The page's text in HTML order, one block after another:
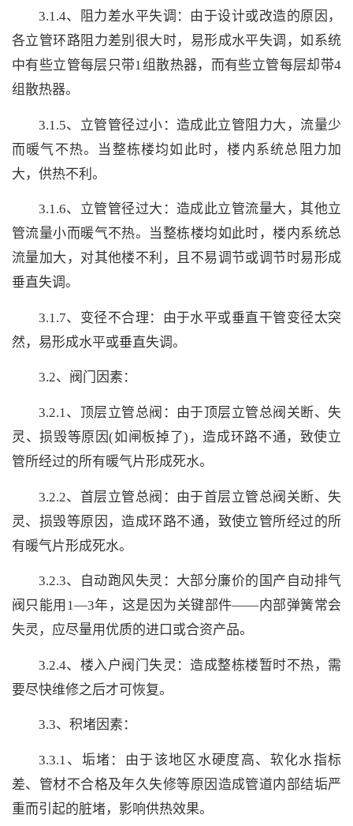
3.1.4、阻力差水平失调：由于设计或改造的原因，
各立管环路阻力差别很大时，易形成水平失调，如系统
中有些立管每层只带1组散热器，而有些立管每层却带4
组散热器。
3.1.5、立管管径过小：造成此立管阻力大，流量少
而暖气不热。当整栋楼均如此时，楼内系统总阻力加
大，供热不利。
3.1.6、立管管径过大：造成此立管流量大，其他立
管流量小而暖气不热。当整栋楼均如此时，楼内系统总
流量加大，对其他楼不利，且不易调节或调节时易形成
垂直失调。
3.1.7、变径不合理：由于水平或垂直干管变径太突
然，易形成水平或垂直失调。
3.2、阀门因素：
3.2.1、顶层立管总阀：由于顶层立管总阀关断、失
灵、损毁等原因(如闸板掉了)，造成环路不通，致使立
管所经过的所有暖气片形成死水。
3.2.2、首层立管总阀：由于首层立管总阀关断、失
灵、损毁等原因，造成环路不通，致使立管所经过的所
有暖气片形成死水。
3.2.3、自动跑风失灵：大部分廉价的国产自动排气
阀只能用1—3年，这是因为关键部件——内部弹簧常会
失灵，应尽量用优质的进口或合资产品。
3.2.4、楼入户阀门失灵：造成整栋楼暂时不热，需
要尽快维修之后才可恢复。
3.3、积堵因素：
3.3.1、垢堵：由于该地区水硬度高、软化水指标
差、管材不合格及年久失修等原因造成管道内部结垢严
重而引起的脏堵，影响供热效果。